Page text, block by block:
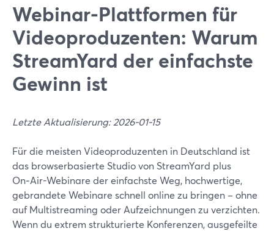
Webinar-Plattformen für
Videoproduzenten: Warum
StreamYard der einfachste
Gewinn ist
Letzte Aktualisierung: 2026-01-15
Für die meisten Videoproduzenten in Deutschland ist
das browserbasierte Studio von StreamYard plus
On‑Air-Webinare der einfachste Weg, hochwertige,
gebrandete Webinare schnell online zu bringen – ohne
auf Multistreaming oder Aufzeichnungen zu verzichten.
Wenn du extrem strukturierte Konferenzen, ausgefeilte